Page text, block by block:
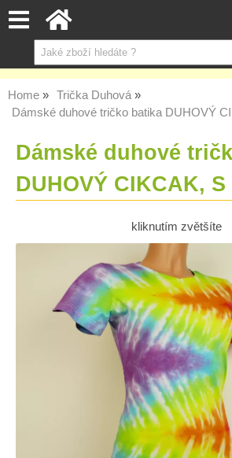
Home
Trička Duhová
Dámské duhové tričko batika DUHOVÝ
Dámské duhové
DUHOVÝ CIKCAK, S
kliknutím zvětšíte